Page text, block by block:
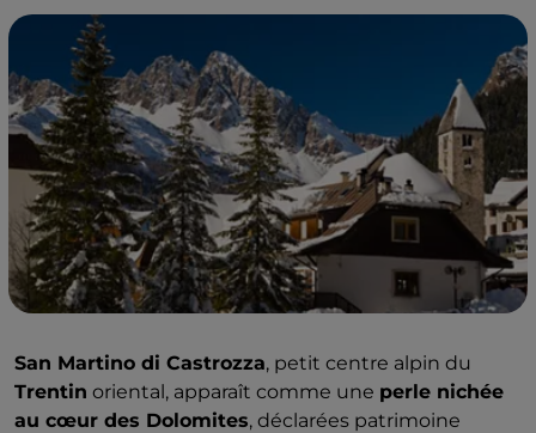
San Martino di Castrozza, petit centre alpin du
Trentin oriental, apparaît comme une perle nichée
au cœur des Dolomites, déclarées patrimoine